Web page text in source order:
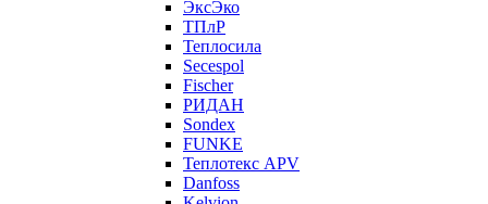
ЭксЭко
ТПлР
Теплосила
Secespol
Fischer
РИДАН
Sondex
FUNKE
Теплотекс APV
Danfoss